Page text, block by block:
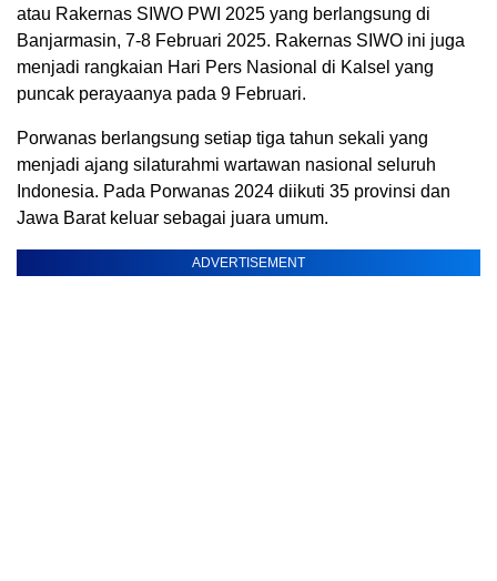
atau Rakernas SIWO PWI 2025 yang berlangsung di
Banjarmasin, 7-8 Februari 2025. Rakernas SIWO ini juga
menjadi rangkaian Hari Pers Nasional di Kalsel yang
puncak perayaanya pada 9 Februari.
Porwanas berlangsung setiap tiga tahun sekali yang
menjadi ajang silaturahmi wartawan nasional seluruh
Indonesia. Pada Porwanas 2024 diikuti 35 provinsi dan
Jawa Barat keluar sebagai juara umum.
ADVERTISEMENT